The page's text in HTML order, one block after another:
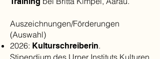
Auszeichnungen/Förderungen
(Auswahl)
2026: Kulturschreiberin.
Stipendium des Urner Instituts Kulturen